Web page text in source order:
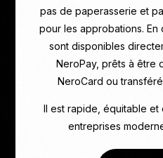
pas de paperasserie et
pour les approbations.
sont disponibles
NeroPay, prêts à être
NeroCard ou
Il est rapide, équitable et
entreprises